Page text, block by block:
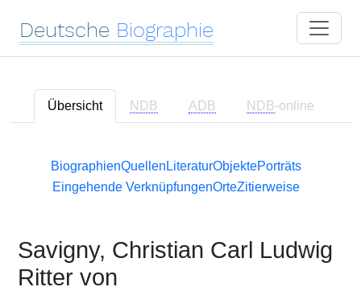
Deutsche Biographie
Übersicht NDB ADB NDB-online
BiographienQuellen LiteraturObjektePorträts
Eingehende VerknüpfungenOrteZitierweise
Savigny, Christian Carl Ludwig
Ritter von